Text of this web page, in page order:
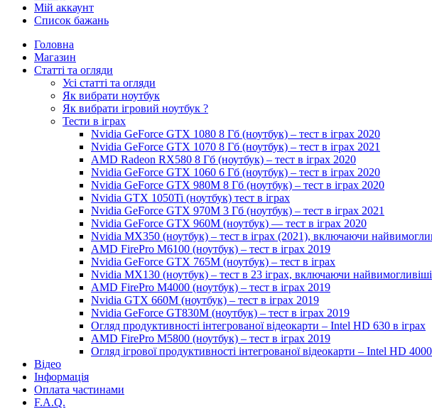
Мій аккаунт
Список бажань
Головна
Магазин
Статті та огляди
Усі статті та огляди
Як вибрати ноутбук
Як вибрати ігровий ноутбук ?
Тести в іграх
Nvidia GeForce GTX 1080 8 Гб (ноутбук) – тест в іграх 2020
Nvidia GeForce GTX 1070 8 Гб (ноутбук) – тест в іграх 2021
AMD Radeon RX580 8 Гб (ноутбук) – тест в іграх 2020
Nvidia GeForce GTX 1060 6 Гб (ноутбук) – тест в іграх 2020
Nvidia GeForce GTX 980M 8 Гб (ноутбук) – тест в іграх 2020
Nvidia GTX 1050Ti (ноутбук) тест в іграх
Nvidia GeForce GTX 970M 3 Гб (ноутбук) – тест в іграх 2021
Nvidia GeForce GTX 960M (ноутбук) — тест в іграх 2020
Nvidia MX350 (ноутбук) – тест в іграх (2021), включаючи
AMD FirePro M6100 (ноутбук) – тест в іграх 2019
Nvidia GeForce GTX 765M (ноутбук) – тест в іграх
Nvidia MX130 (ноутбук) – тест в 23 іграх, включаючи найвимогливіші
AMD FirePro M4000 (ноутбук) – тест в іграх 2019
Nvidia GTX 660M (ноутбук) – тест в іграх 2019
Nvidia GeForce GT830M (ноутбук) – тест в іграх 2019
Огляд продуктивності інтегрованої відеокарти – Intel HD 630 в іграх
AMD FirePro M5800 (ноутбук) – тест в іграх 2019
Огляд ігрової продуктивності інтегрованої відеокарти – Intel HD
Відео
Інформація
Оплата частинами
F.A.Q.